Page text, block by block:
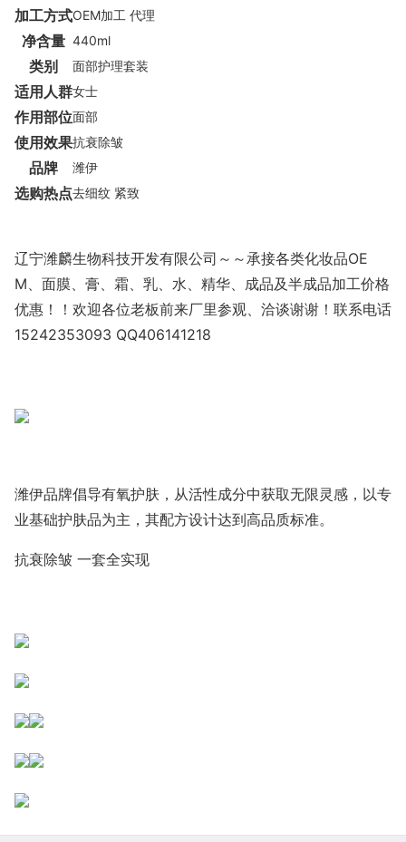
加工方式OEM加工 代理
净含量 440ml
类别 面部护理套装
适用人群女士
作用部位面部
使用效果抗衰除皱
品牌 潍伊
选购热点去细纹 紧致
辽宁潍麟生物科技开发有限公司～～承接各类化妆品OE
M、面膜、膏、霜、乳、水、精华、成品及半成品加工价格
优惠！！欢迎各位老板前来厂里参观、洽谈谢谢！联系电话
15242353093 QQ406141218
潍伊品牌倡导有氧护肤，从活性成分中获取无限灵感，以专
业基础护肤品为主，其配方设计达到高品质标准。
抗衰除皱 一套全实现